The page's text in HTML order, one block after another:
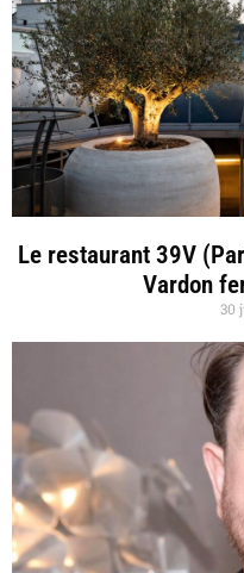
Le restaurant 39V
Vardon
30